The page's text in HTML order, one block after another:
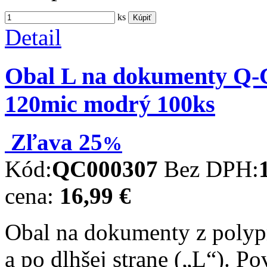
ks Kúpiť
Detail
Obal L na dokumenty
120mic modrý 100ks
Zľava 25%
Kód:QC000307 Bez DPH:
cena: 16,99 €
Obal na dokumenty z
a po dlhšej strane („L“).